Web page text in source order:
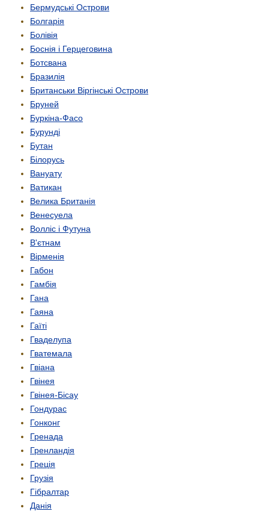
Бермудські Острови
Болгарія
Болівія
Боснія і Герцеговина
Ботсвана
Бразилія
Британськи Віргінські Острови
Бруней
Буркіна-Фасо
Бурунді
Бутан
Білорусь
Вануату
Ватикан
Велика Британія
Венесуела
Волліс і Футуна
В'єтнам
Вірменія
Габон
Гамбія
Гана
Гаяна
Гаїті
Гваделупа
Гватемала
Гвіана
Гвінея
Гвінея-Бісау
Гондурас
Гонконг
Гренада
Гренландія
Греція
Грузія
Гібралтар
Данія